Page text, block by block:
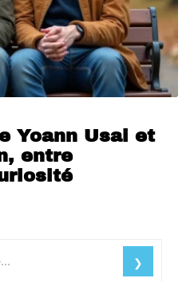
Yoann Usai et
entre